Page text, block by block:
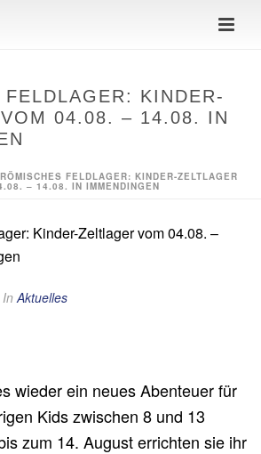
KINDER-
04.08. – 14.08. IN
FELDLAGER: KINDER-ZELTLAGER
– 14.08. IN IMMENDINGEN
InAktuelles
wieder ein neues Abenteuer für
Kids zwischen 8 und 13
zum 14. August errichten sie ihr